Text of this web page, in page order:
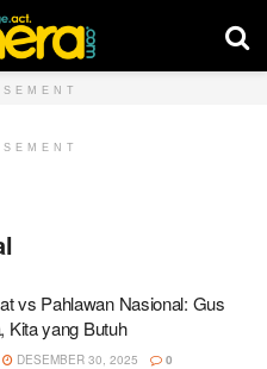
vs Pahlawan Nasional: Gus
Kita yang Butuh
DESEMBER 30, 2025 0